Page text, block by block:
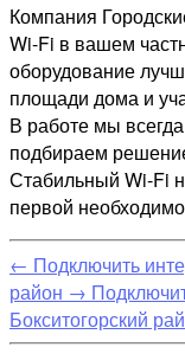
Компания
Wi-Fi в вашем
оборудование
площади дома и
В работе мы
подбираем
Стабильный Wi-Fi
первой
← Подключить
район →
Бокситогорский